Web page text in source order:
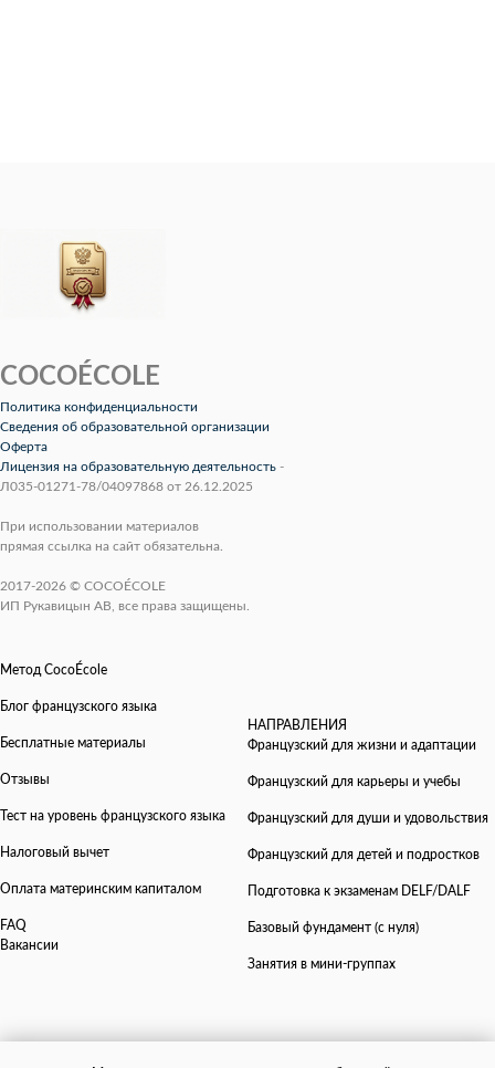
COCOÉCOLE
Политика конфиденциальности
Сведения об образовательной организации
Оферта
Лицензия на образовательную деятельность -
Л035-01271-78/04097868 от 26.12.2025
При использовании материалов
прямая ссылка на сайт обязательна.
2017-2026 © COCOÉCOLE
ИП Рукавицын АВ, все права защищены.
Метод CocoÉcole
Блог французского языка
Бесплатные материалы
Отзывы
Тест на уровень французского языка
Налоговый вычет
Оплата материнским капиталом
FAQ
Вакансии
НАПРАВЛЕНИЯ
Французский для жизни и адаптации
Французский для карьеры и учебы
Французский для души и удовольствия
Французский для детей и подростков
Подготовка к экзаменам DELF/DALF
Базовый фундамент (с нуля)
Занятия в мини-группах